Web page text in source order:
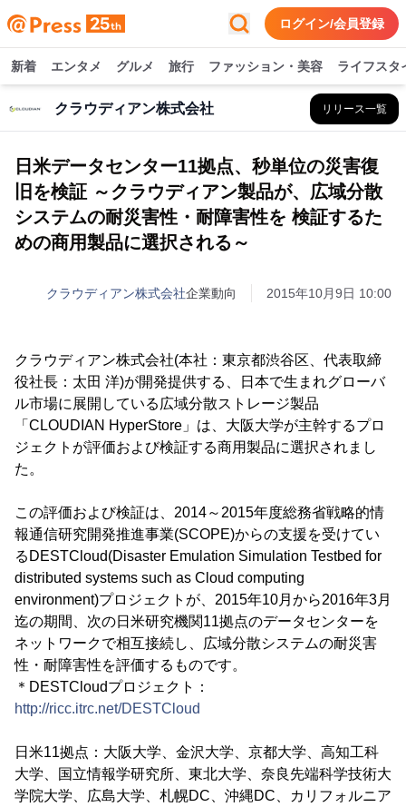
ログイン/会員登録
新着 エンタメ グルメ 旅行 ファッション・美容 ライフスタ
クラウディアン株式会社 リリース一覧
日米データセンター11拠点、秒単位の災害復
旧を検証 ～クラウディアン製品が、広域分散
システムの耐災害性・耐障害性を 検証するた
めの商用製品に選択される～
クラウディアン株式会社企業動向 2015年10月9日 10:00
クラウディアン株式会社(本社：東京都渋谷区、代表取締
役社長：太田 洋)が開発提供する、日本で生まれグローバ
ル市場に展開している広域分散ストレージ製品
「CLOUDIAN HyperStore」は、大阪大学が主幹するプロ
ジェクトが評価および検証する商用製品に選択されまし
た。
この評価および検証は、2014～2015年度総務省戦略的情
報通信研究開発推進事業(SCOPE)からの支援を受けてい
るDESTCloud(Disaster Emulation Simulation Testbed for
distributed systems such as Cloud computing
environment)プロジェクトが、2015年10月から2016年3月
迄の期間、次の日米研究機関11拠点のデータセンターを
ネットワークで相互接続し、広域分散システムの耐災害
性・耐障害性を評価するものです。
＊DESTCloudプロジェクト：
http://ricc.itrc.net/DESTCloud
日米11拠点：大阪大学、金沢大学、京都大学、高知工科
大学、国立情報学研究所、東北大学、奈良先端科学技術大
学院大学、広島大学、札幌DC、沖縄DC、カリフォルニア